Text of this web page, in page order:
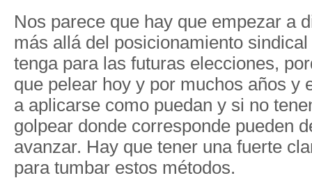
Nos parece que hay que empezar a
más allá del posicionamiento
tenga para las futuras elecciones,
que pelear hoy y por muchos años y
a aplicarse como puedan y si no
golpear donde corresponde pueden
avanzar. Hay que tener una fuerte
para tumbar estos métodos.